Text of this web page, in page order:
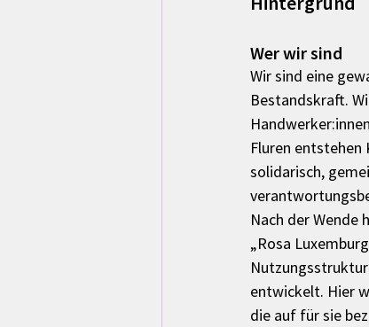
Wer wir sind
Wir sind eine
Bestandskraft.
Fluren
solidarisch,
Nach der Wende
„Rosa
entwickelt. Hier
die auf für sie